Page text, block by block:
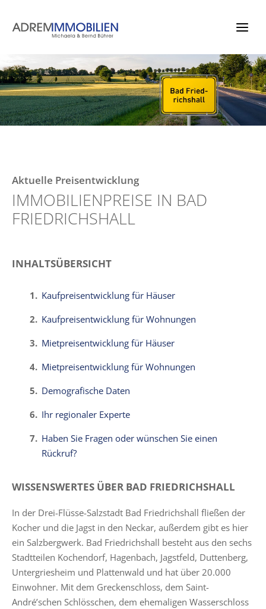
Inhalt
Aktuelle Preisentwicklung
IMMOBILIENPREISE IN BAD
FRIEDRICHSHALL
INHALTSÜBERSICHT
Kaufpreisentwicklung für Häuser
Kaufpreisentwicklung für Wohnungen
Mietpreisentwicklung für Häuser
Mietpreisentwicklung für Wohnungen
Demografische Daten
Ihr regionaler Experte
Haben Sie Fragen oder wünschen Sie einen
Rückruf?
WISSENSWERTES ÜBER BAD FRIEDRICHSHALL
In der Drei-Flüsse-Salzstadt Bad Friedrichshall fließen der
Kocher und die Jagst in den Neckar, außerdem gibt es hier
ein Salzbergwerk. Bad Friedrichshall besteht aus den sechs
Stadtteilen Kochendorf, Hagenbach, Jagstfeld, Duttenberg,
Untergriesheim und Plattenwald und hat über 20.000
Einwohner. Mit dem Greckenschloss, dem Saint-
André’schen Schlösschen, dem ehemaligen Wasserschloss